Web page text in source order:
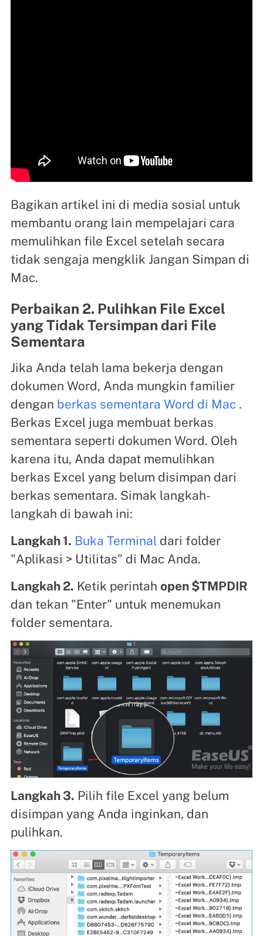
Bagikan artikel ini di media sosial untuk
membantu orang lain mempelajari cara
memulihkan file Excel setelah secara
tidak sengaja mengklik Jangan Simpan di
Mac.
Perbaikan 2. Pulihkan File Excel
yang Tidak Tersimpan dari File
Sementara
Jika Anda telah lama bekerja dengan
dokumen Word, Anda mungkin familier
dengan berkas sementara Word di Mac.
Berkas Excel juga membuat berkas
sementara seperti dokumen Word. Oleh
karena itu, Anda dapat memulihkan
berkas Excel yang belum disimpan dari
berkas sementara. Simak langkah-
langkah di bawah ini:
Langkah 1. Buka Terminal dari folder
"Aplikasi > Utilitas" di Mac Anda.
Langkah 2. Ketik perintah open $TMPDIR
dan tekan "Enter" untuk menemukan
folder sementara.
Langkah 3. Pilih file Excel yang belum
disimpan yang Anda inginkan, dan
pulihkan.